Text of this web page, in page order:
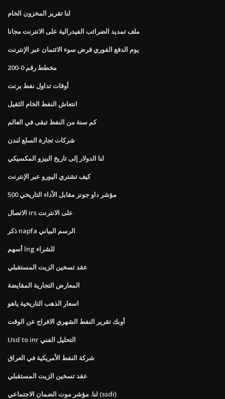
لنا تقرير المخزون الخام
ملف تمديد الضرائب الفيدرالية على الانترنت مجانا
يوم الدفع الفوري قرض سوء الائتمان عبر الإنترنت
مخطط رقم 0-200
أوقات تداول نفط برنت
انتعاش النفط الخام الثقيل
كم سنة من النفط تبقى في العالم
شركات تجارة السلع لندن
لنا الدولار إلى تاريخ البيزو المكسيكي
كيف تشتري اليورو عبر الإنترنت
مؤشر داو جونز مقابل الأداء التاريخي 500
الاتصال irs على الانترنت
ذكر napfa الرسم البياني
أسهم lng للشراء
عقد تسخين الزيت المستقبلي
المعارض التجارية المقايضة
اسعار الذهب التاريخية ياهو
أوبك تقرير النفط الشهري الافراج عن الوقت
Usd to inr التحليل الفني
شركة النفط الأمريكية في العراق
عقد تسخين الزيت المستقبلي
لنا. مؤشر موت الضمان الاجتماعي (ssdi)